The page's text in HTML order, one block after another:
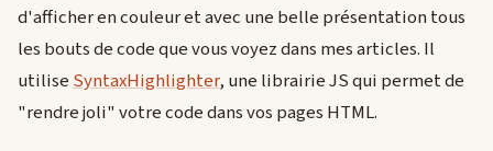
d'afficher en couleur et avec une belle présentation tous
les bouts de code que vous voyez dans mes articles. Il
utilise SyntaxHighlighter, une librairie JS qui permet de
"rendre joli" votre code dans vos pages HTML.